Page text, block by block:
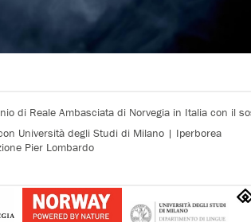
di Reale Ambasciata di Norvegia in Italia con il
Università degli Studi di Milano | Iperborea
Pier Lombardo